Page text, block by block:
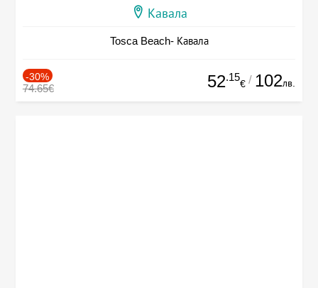
Кавала
Tosca Beach- Кавала
-30%
74.65€ 52.15
€ / 102лв.